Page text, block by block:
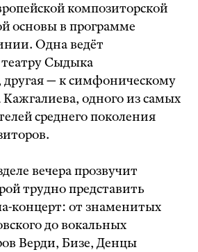
композиторской
основы в программе
Одна ведёт
Сыдыка
— к симфоническому
Кажгалиева, одного из самых
среднего поколения
вечера прозвучит
трудно представить
концерт: от знаменитых
до вокальных
Верди, Бизе, Денцы